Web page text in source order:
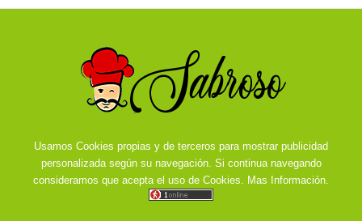
Usamos Cookies propias y de terceros para mostrar publicidad
personalizada según su navegación. Si continua navegando
consideramos que acepta el uso de Cookies.
Mas Información.